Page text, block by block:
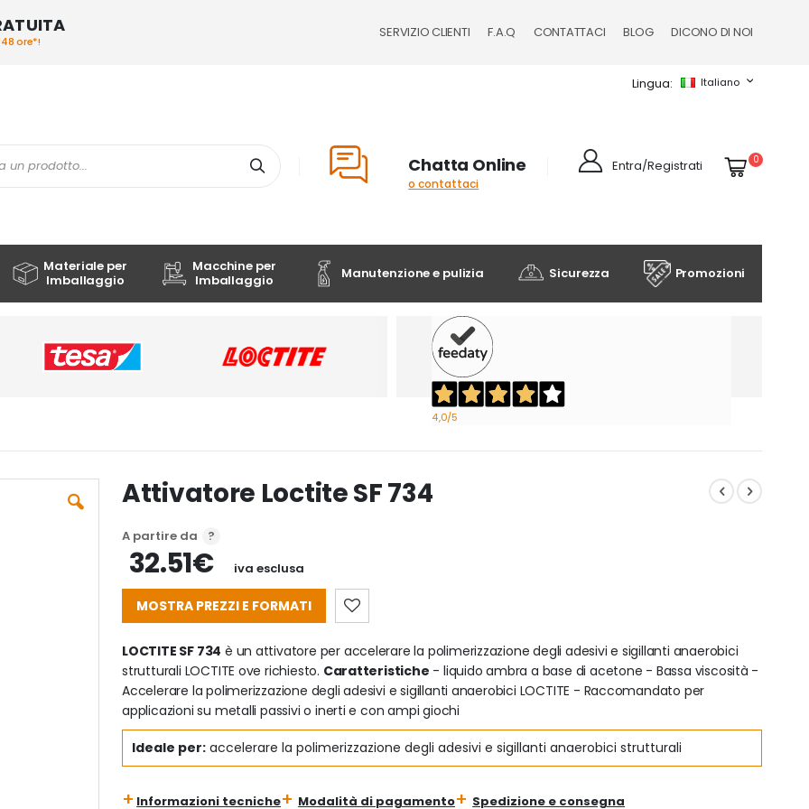
ore*!
SERVIZIO CLIENTI F.A.Q CONTATTACI BLOG DICONO DI NOI
LinguaItaliano
Chatta Online
o contattaci
Entra/Registrati Cart
0elementi
Materiale per
Imballaggio
Macchine per
Imballaggio
Manutenzione e pulizia Sicurezza Promozioni
4,0/5
Attivatore Loctite SF 734
A partire da
32.51€ iva esclusa
MOSTRA PREZZI E FORMATI
LOCTITE SF 734 è un attivatore per accelerare la polimerizzazione degli adesivi e sigillanti anaerobici
strutturali LOCTITE ove richiesto. Caratteristiche - liquido ambra a base di acetone - Bassa viscosità -
Accelerare la polimerizzazione degli adesivi e sigillanti anaerobici LOCTITE - Raccomandato per
applicazioni su metalli passivi o inerti e con ampi giochi
Ideale per: accelerare la polimerizzazione degli adesivi e sigillanti anaerobici strutturali
Informazioni tecniche Modalità di pagamento
Spedizione e consegna